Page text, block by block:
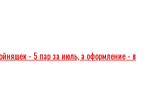
- 5 пар за июль, а оформление - в